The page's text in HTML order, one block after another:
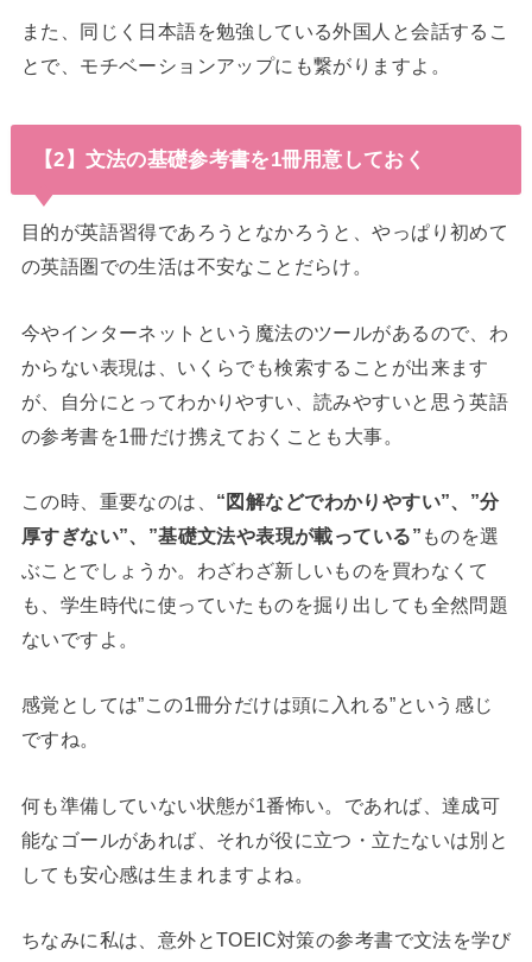
また、同じく日本語を勉強している外国人と会話するこ
とで、モチベーションアップにも繋がりますよ。
【2】文法の基礎参考書を1冊用意しておく
目的が英語習得であろうとなかろうと、やっぱり初めて
の英語圏での生活は不安なことだらけ。
今やインターネットという魔法のツールがあるので、わ
からない表現は、いくらでも検索することが出来ます
が、自分にとってわかりやすい、読みやすいと思う英語
の参考書を1冊だけ携えておくことも大事。
この時、重要なのは、 “図解などでわかりやすい”、”分
厚すぎない”、”基礎文法や表現が載っている” ものを選
ぶことでしょうか。わざわざ新しいものを買わなくて
も、学生時代に使っていたものを掘り出しても全然問題
ないですよ。
感覚としては”この1冊分だけは頭に入れる”という感じ
ですね。
何も準備していない状態が1番怖い。であれば、達成可
能なゴールがあれば、それが役に立つ・立たないは別と
しても安心感は生まれますよね。
ちなみに私は、意外とTOEIC対策の参考書で文法を学び